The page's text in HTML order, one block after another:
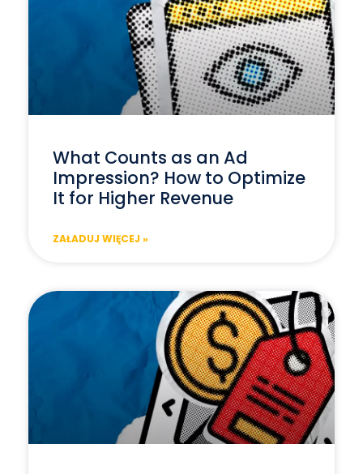
What Counts as an Ad
Impression? How to Optimize
It for Higher Revenue
ZAŁADUJ WIĘCEJ »